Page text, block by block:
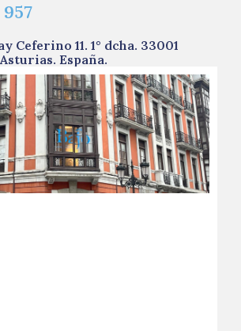
957
Ceferino 11. 1° dcha. 33001
España.